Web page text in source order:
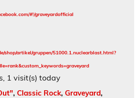
#!/graveyardofficial
shop/artikel/gruppen/51000.1.nuclearblast.html?
1 visit(s) today
, Classic Rock, Graveyard,